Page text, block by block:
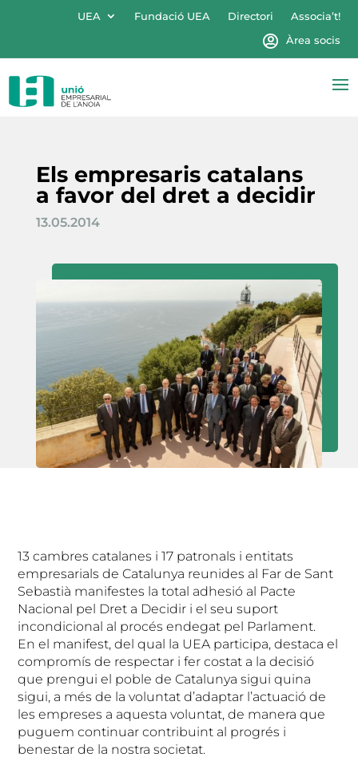
UEA Fundació UEA Directori
Associa’t!
Àrea socis
Els empresaris catalans
a favor del dret a decidir
13.05.2014
13 cambres catalanes i 17 patronals i entitats
empresarials de Catalunya reunides al Far de Sant
Sebastià manifestes la total adhesió al Pacte
Nacional pel Dret a Decidir i el seu suport
incondicional al procés endegat pel Parlament.
En el manifest, del qual la UEA participa, destaca el
compromís de respectar i fer costat a la decisió
que prengui el poble de Catalunya sigui quina
sigui, a més de la voluntat d’adaptar l’actuació de
les empreses a aquesta voluntat, de manera que
puguem continuar contribuint al progrés i
benestar de la nostra societat.